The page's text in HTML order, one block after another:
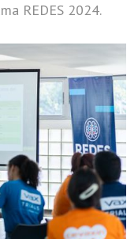
REDES 2024.